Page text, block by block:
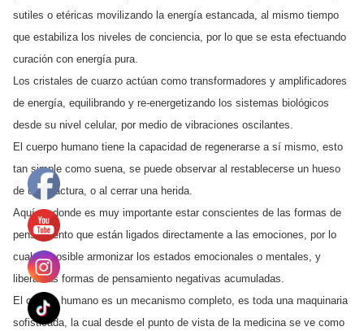
sutiles o etéricas movilizando la energía estancada, al mismo tiempo
que estabiliza los niveles de conciencia, por lo que se esta efectuando
curación con energía pura.
Los cristales de cuarzo actúan como transformadores y amplificadores
de energía, equilibrando y re-energetizando los sistemas biológicos
desde su nivel celular, por medio de vibraciones oscilantes.
El cuerpo humano tiene la capacidad de regenerarse a sí mismo, esto
tan simple como suena, se puede observar al restablecerse un hueso
de una fractura, o al cerrar una herida.
Aquí es donde es muy importante estar conscientes de las formas de
pensamiento que están ligados directamente a las emociones, por lo
cual es posible armonizar los estados emocionales o mentales, y
liberar las formas de pensamiento negativas acumuladas.
El cuerpo humano es un mecanismo completo, es toda una maquinaria
sofisticada, la cual desde el punto de vista de la medicina se ve como